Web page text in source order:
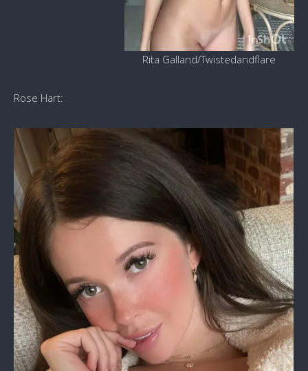
Rita Galland/Twistedandflare
Rose Hart: